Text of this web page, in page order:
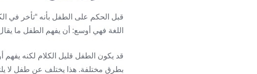
قبل الحكم على الطفل بأنه “تأخر في
اللغة فهي أوسع: أن يفهم الطفل ما
قد يكون الطفل قليل الكلام لكنه يفهم
بطرق مختلفة. هذا يختلف عن طفل لا